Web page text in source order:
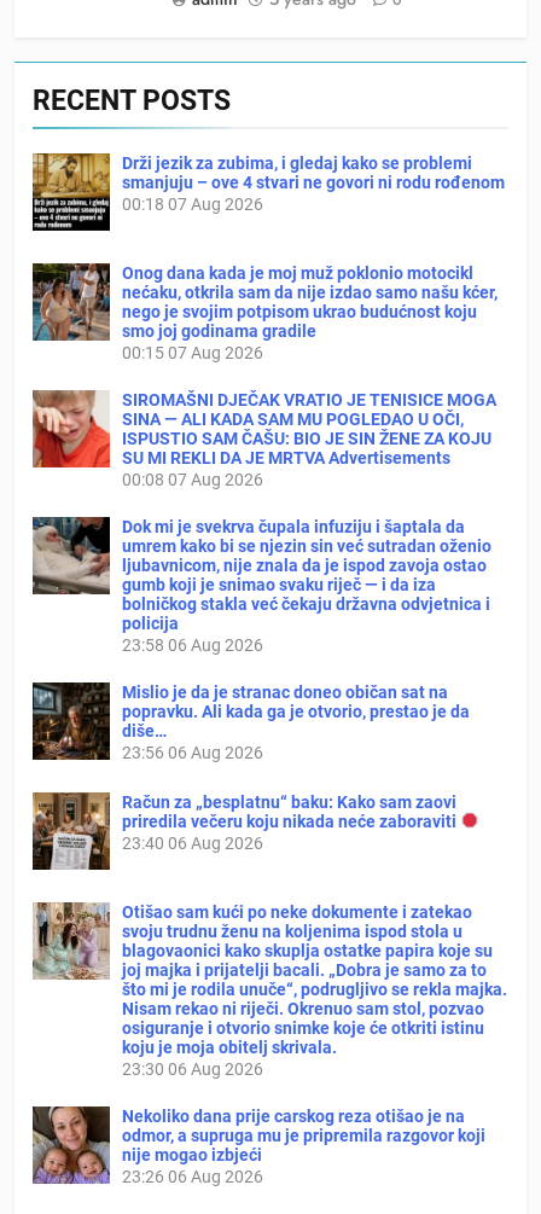
RECENT POSTS
Drži jezik za zubima, i gledaj kako se problemi
smanjuju – ove 4 stvari ne govori ni rodu rođenom
00:18 07 Aug 2026
Onog dana kada je moj muž poklonio motocikl
nećaku, otkrila sam da nije izdao samo našu kćer,
nego je svojim potpisom ukrao budućnost koju
smo joj godinama gradile
00:1507 Aug 2026
SIROMAŠNI DJEČAK VRATIO JE TENISICE MOGA
SINA — ALI KADA SAM MU POGLEDAO U OČI,
ISPUSTIO SAM ČAŠU: BIO JE SIN ŽENE ZA KOJU
SU MI REKLI DA JE MRTVA Advertisements
00:08 07 Aug 2026
Dok mi je svekrva čupala infuziju i šaptala da
umrem kako bi se njezin sin već sutradan oženio
ljubavnicom, nije znala da je ispod zavoja ostao
gumb koji je snimao svaku riječ — i da iza
bolničkog stakla već čekaju državna odvjetnica i
policija
23:58 06 Aug 2026
Mislio je da je stranac doneo običan sat na
popravku. Ali kada ga je otvorio, prestao je da
diše…
23:56 06 Aug 2026
Račun za „besplatnu“ baku: Kako sam zaovi
priredila večeru koju nikada neće zaboraviti
23:40 06 Aug 2026
Otišao sam kući po neke dokumente i zatekao
svoju trudnu ženu na koljenima ispod stola u
blagovaonici kako skuplja ostatke papira koje su
joj majka i prijatelji bacali. „Dobra je samo za to
što mi je rodila unuče“, podrugljivo se rekla majka.
Nisam rekao ni riječi. Okrenuo sam stol, pozvao
osiguranje i otvorio snimke koje će otkriti istinu
koju je moja obitelj skrivala.
23:30 06 Aug 2026
Nekoliko dana prije carskog reza otišao je na
odmor, a supruga mu je pripremila razgovor koji
nije mogao izbjeći
23:26 06 Aug 2026